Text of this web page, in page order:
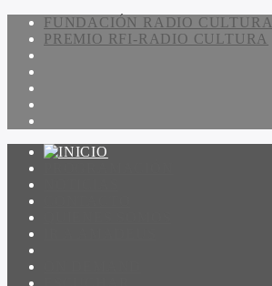
FUNDACIÓN RADIO CULTURA
PREMIO RFI-RADIO CULTURA